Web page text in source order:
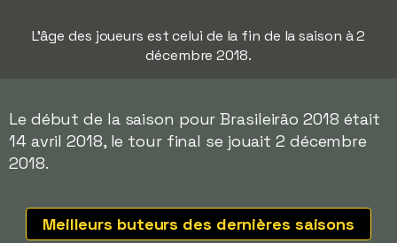
L'âge des joueurs est celui de la fin de la saison à 2
décembre 2018.
Le début de la saison pour Brasileirão 2018 était
14 avril 2018, le tour final se jouait 2 décembre
2018.
Meilleurs buteurs des dernières saisons